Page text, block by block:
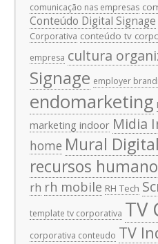
comunicação nas empresas
Conteúdo Digital Signage
Corporativa conteúdo tv
empresa cultura
Signage employer
endomarketing
marketing indoor Midia
home Mural Digital
recursos
rh rh mobile RH Tech
template tv corporativa TV
corporativa conteudo TV